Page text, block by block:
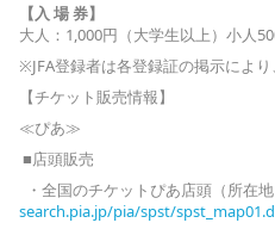
【入 場 券】
大人：1,000円（大学生以上）小人
※JFA登録者は各登録証の掲示により
【チケット販売情報】
≪ぴあ≫
■店頭販売
・全国のチケットぴあ店頭（所在
search.pia.jp/pia/spst/